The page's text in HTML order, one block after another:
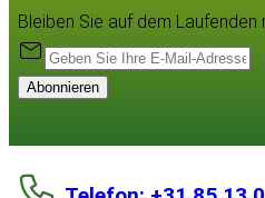
Bleiben Sie auf dem
Abonnieren